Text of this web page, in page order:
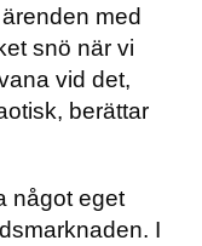
med
snö när vi
vid det,
berättar
något eget
I